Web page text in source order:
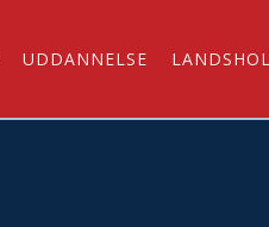
UDDANNELSE